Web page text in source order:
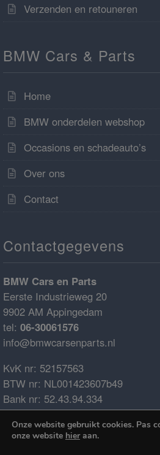
Verzenden en retouneren
BMW Cars & Parts
Home
BMW onderdelen webshop
Occasions en schadeauto’s
Over ons
Contact
Contactgegevens
BMW Cars en Parts
Eerste Industrieweg 20
9902 AM Appingedam
tel: 06-30061576
info@bmwcarsenparts.nl
KvK nr: 52157563
BTW nr: NL001423607b49
Bank nr: 52.43.94.334
IBAN: NL68ABNA0524394334
BIC: ABNANL2A
Onze website gebruikt cookies. Pas
onze website hieraan.